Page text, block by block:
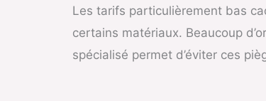
Les tarifs particulièrement bas
certains matériaux. Beaucoup
spécialisé permet d’éviter ces